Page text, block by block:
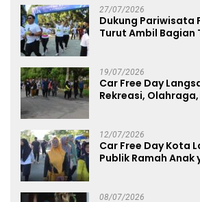
27/07/2026
Dukung Pariwisata
Turut Ambil Bagian
19/07/2026
Car Free Day
Rekreasi,
12/07/2026
Car Free Day Kota
Publik Ramah Anak
08/07/2026